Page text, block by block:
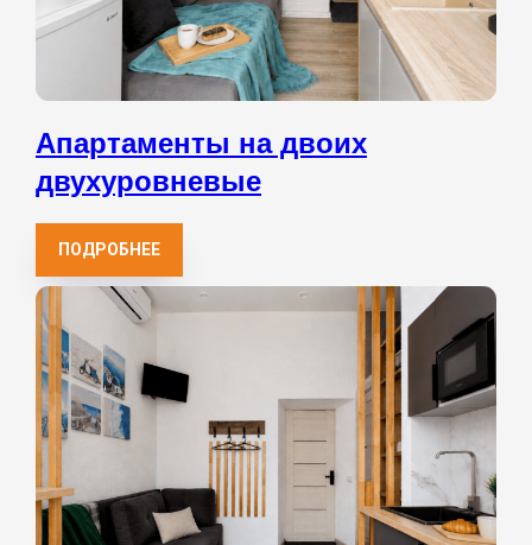
Апартаменты на двоих
двухуровневые
ПОДРОБНЕЕ